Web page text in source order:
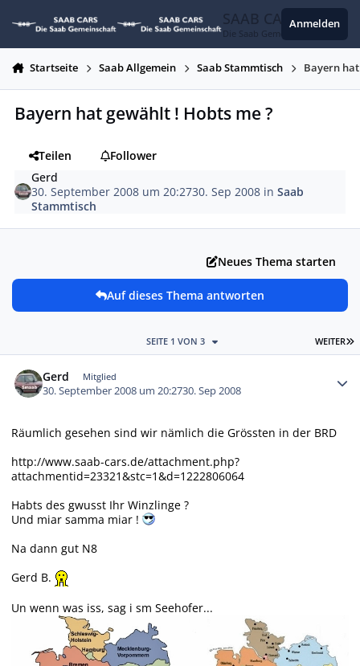
SAAB CARS
Die Saab Gemeinschaft
Anmelden
Startseite Saab Allgemein Saab Stammtisch Bayern
Bayern hat gewählt ! Hobts me ?
Teilen
Follower
Gerd
30. September 2008 um 20:2730. Sep 2008 inSaab
Stammtisch
Neues Thema starten
Auf dieses Thema antworten
WEITER
SEITE 1 VON 3
Gerd Mitglied
30. September 2008 um 20:2730. Sep 2008
Räumlich gesehen sind wir nämlich die Grössten in der BRD
http://www.saab-cars.de/attachment.php?
attachmentid=23321&stc=1&d=1222806064
Habts des gwusst Ihr Winzlinge ?
Und miar samma miar !
Na dann gut N8
Gerd B.
Un wenn was iss, sag i sm Seehofer...